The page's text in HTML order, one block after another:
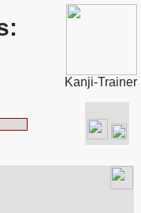
Kanji-Trainer